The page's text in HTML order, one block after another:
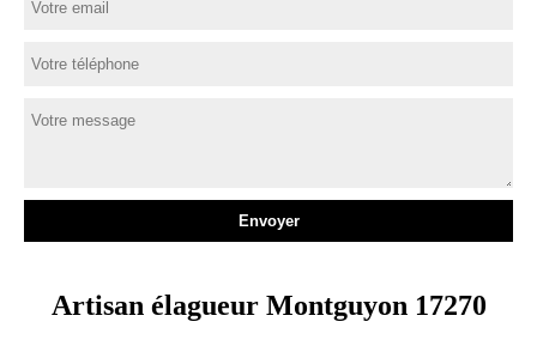
Artisan élagueur Montguyon 17270